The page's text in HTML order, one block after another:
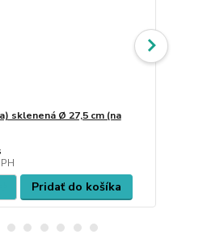
sklenená Ø 27,5 cm (na
Pridať do košíka